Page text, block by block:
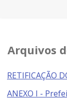
Arquivos
RETIFICAÇÃO
ANEXO I -